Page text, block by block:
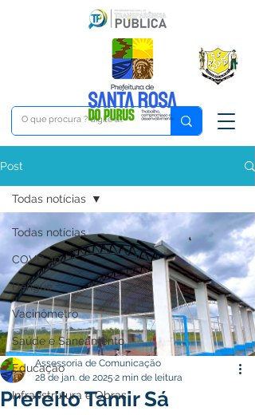
Post
Todas notícias
COVD-19
Dengue
Vacinômetro
Saúde e Saneamento
Educação
Infraestrutura e Obras
Todas notícias
Prefeito Tamir Sá
Assessoria de Comunicação
28 de jan. de 2025 2 min de leitura